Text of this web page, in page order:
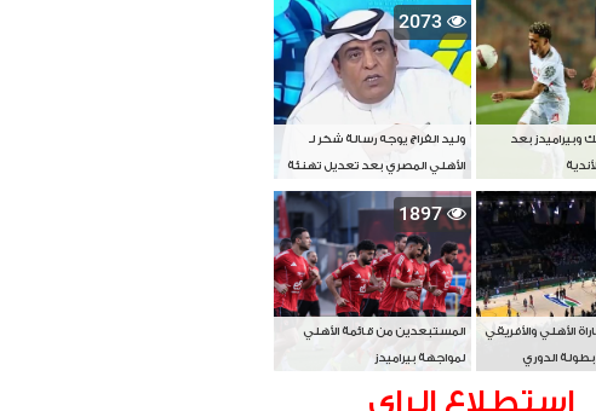
وبيراميدز بعد
2073
وليد الفراج يوجه رسالة شكر لـ
الأهلي المصري بعد تعديل تهنئة
بطل آسيا
الأهلي والأفريقي
الدوري
1897
المستبعدين من قائمة الأهلي
لمواجهة بيراميدز
استطلاع الراى